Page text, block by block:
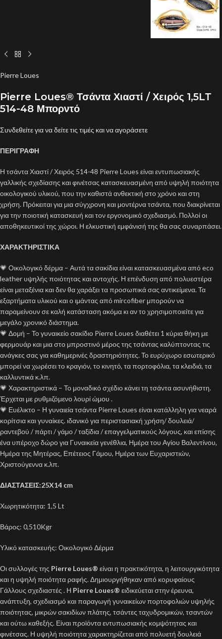
Pierre Loues
Pierre Loues® Τσάντα Χιαστί / Χειρός 1,5LT
514-48 Μπορντό
Συνδεθείτε για να δείτε τις τιμές και να αγοράσετε
ΠΕΡΙΓΡΑΦΗ
Η τσάντα Χιαστί / Χειρός 514-48 Pierre Loues είναι εντυπωσιακής
γαλλικής σχεδίασης και φινέτσας κατασκευασμένη από υψηλή ποιότητα
οικολογικού υλικού, που την καθιστά ανθεκτική στο χρόνο και στη
χρήση. Πρόκειται για μια σύγχρονη και μοντέρνα τσάντα, που διακρίνεται
για την ποιοτική κατασκευή και τον εργονομικό σχεδιασμό. Πολλοί οι
αποθηκευτικοί της χώροι. Η ελκυστική εμφάνισή της θα σας συναρπάσει.
ΧΑΡΑΚΤΗΡΙΣΤΙΚΑ
💗 Οικολογικό δέρμα – Αυτά τα σακίδια είναι κατασκευασμένα από eco
leather υψηλής ποιότητας και αντοχής. Η επένδυση από πολυεστέρα
είναι μεταξένια και δεν θα χαράξει τα προσωπικά σας αντικείμενα. Τα
εξαρτήματα υλικού και ο ιμάντας από mircofiber μπορούν να
παραμείνουν σε καλή κατάσταση ακόμα κι αν το χρησιμοποιείτε για
μεγάλο χρονικό διάστημα.
💗 Δομή – Το γυναικείο σακίδιο Pierre Loues διαθέτει 1 κύρια θήκη με
φερμουάρ και μια στο μπροστινό μέρος της τσάντας καλύπτοντας τις
ανάγκες σας για καθημερινές δραστηριότητες. Το ευρύχωρο εσωτερικό
μπορεί να χωρέσει το κραγιόν, το κινητό, τα πορτοφόλια, τα κλειδιά, τα
καλλυντικά κ.λπ.
💗 Χαρακτηριστικά – Το μοναδικό σχέδιο κάνει τη τσάντα ασυνήθιστη.
Έρχεται με ρυθμιζόμενο λουρί ώμου .
💗 Ευέλικτο – Η γυναιεία τσάντα Pierre Loues είναι κατάλληλη για νεαρά
κορίτσια και γυναίκες. ιδανικό για περιστασιακή χρήση/ δουλειά/
ραντεβού / πάρτι / γάμο / ταξίδια / επαγγελματικούς λόγους, και επίσης
ένα υπέροχο δώρο για Γυναικεία γενέθλια, Ημέρα του Αγίου Βαλεντίνου,
Ημέρα της Μητέρας, Επέτειος Γάμου, Ημέρα των Ευχαριστιών,
Χριστούγεννα κ.λπ.
ΔΙΑΣΤΑΣΕΙΣ:25X14 cm
Χωρητικότητα: 1,5 Lt
Βάρος: 0,510Kgr
Υλικό κατασκευής: Οικολογικό Δέρμα
Οι συλλογές της Pierre Loues® είναι η πρακτικότητα, η λειτουργικότητα
και η υψηλή ποιότητα ραφής. Δημιουργήθηκαν από κορυφαίους
Γάλλους σχεδιαστές . Η Pierre Loues® ειδικεύεται στην έρευνα,
ανάπτυξη, σχεδιασμό και παραγωγή γυναικείων πορτοφολιών υψηλής
ποιότητας, μικρών σακιδίων πλάτης, τσάντες ταχυδρομικών, τσαντών
και ούτω καθεξής. Είναι προϊόντα εντυπωσιακής κομψότητας και
φινέτσας. Η υψηλή ποιότητα χαρακτηρίζεται από πολυετή δουλειά